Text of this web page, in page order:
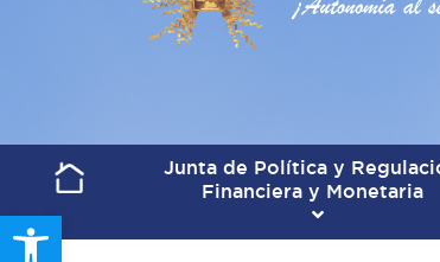
Open toolbar
Junta de Política y
Financiera y Monetaria